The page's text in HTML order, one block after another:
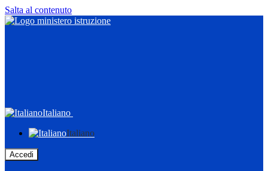
Salta al contenuto
Italiano
Italiano
Accedi